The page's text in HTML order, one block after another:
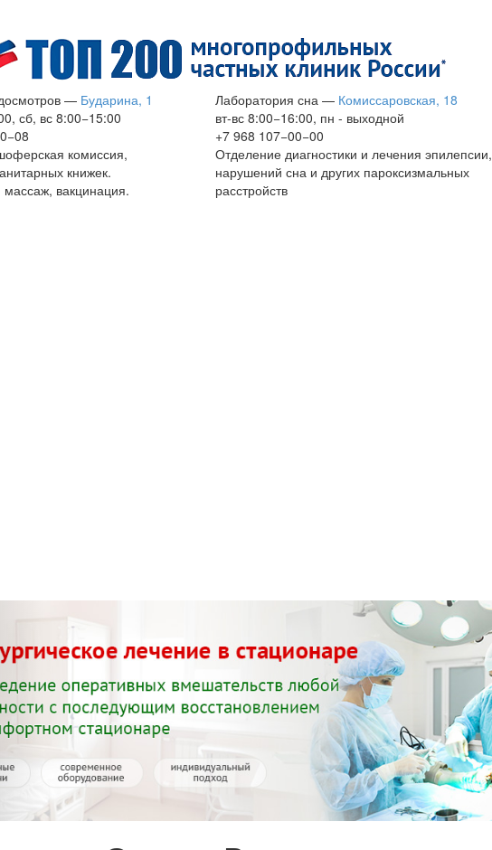
— Бударина, 1
сб, вс 8:00−15:00
комиссия,
книжек.
вакцинация.
Лаборатория сна — Комиссаровская, 18
вт-вс 8:00−16:00, пн - выходной
+7 968 107−00−00
Отделение диагностики и лечения эпилепсии,
нарушений сна и других пароксизмальных
расстройств